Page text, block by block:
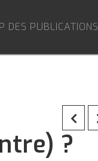
DES PUBLICATIONS
?